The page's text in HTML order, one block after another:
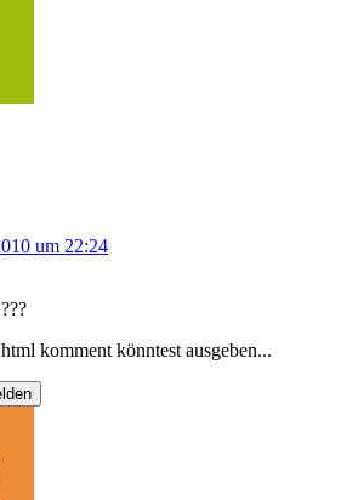
um 22:24
komment könntest ausgeben...